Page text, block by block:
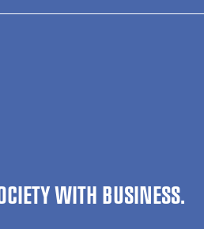
WITH BUSINESS.